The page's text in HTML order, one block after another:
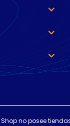
no posee